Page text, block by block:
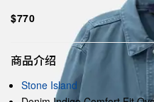
$770
商品介绍
Stone Island